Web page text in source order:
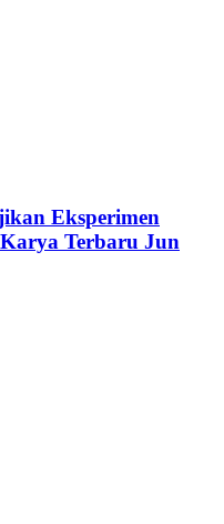
Eksperimen
Terbaru Jun